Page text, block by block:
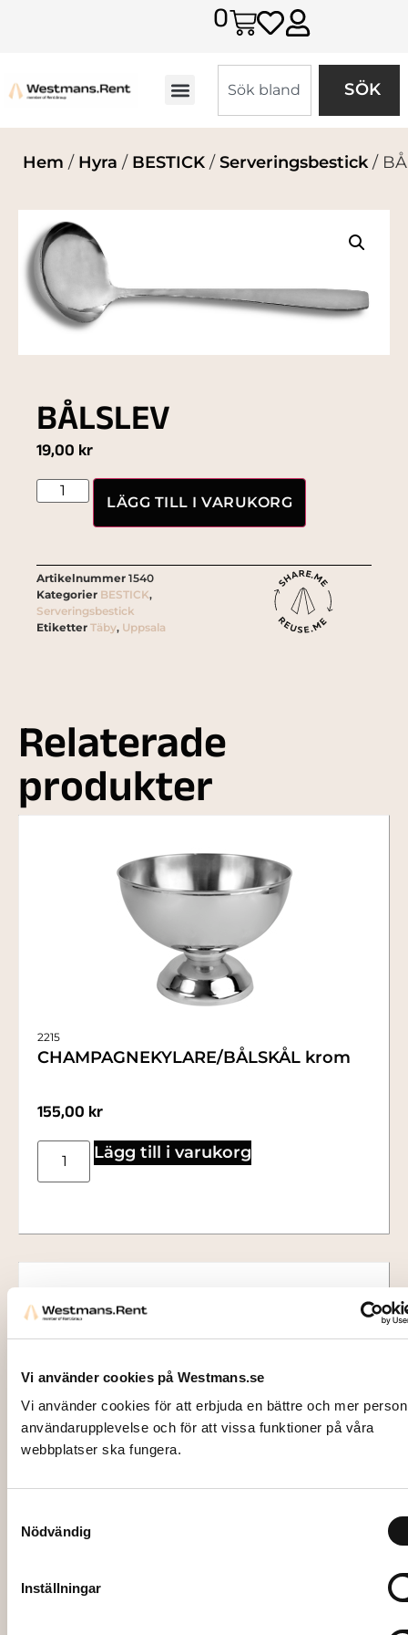
Vi använder cookies på Westmans.se
Vi använder cookies för att erbjuda en bättre och mer
användarupplevelse och för att vissa funktioner på våra
webbplatser ska fungera.
Nödvändig
Inställningar
0
SÖK
Hem / Hyra / BESTICK / Serveringsbestick/
BÅLSLEV
19,00 kr
LÄGG TILL I VARUKORG
Artikelnummer 1540
Kategorier BESTICK,
Serveringsbestick
Etiketter Täby, Uppsala
Relaterade
produkter
2215
CHAMPAGNEKYLARE/BÅLSKÅL krom
155,00 kr
Lägg till i varukorg
Lägg till i varukorg